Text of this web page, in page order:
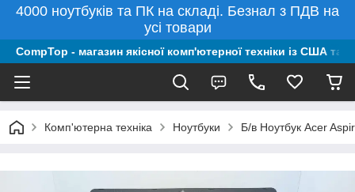
4000 ноутбуків та ПК на складі. Безнал з ПДВ на
усі товари
CompTop - магазин якісної комп'ютерної техніки із США та
Комп'ютерна техніка Ноутбуки Б/в Ноутбук Acer